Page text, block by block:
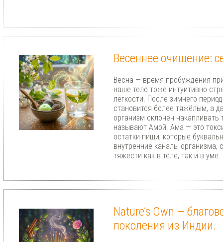
Весеннее очищение:
Весна — время пробуждения
наше тело тоже интуитивно
лёгкости. После зимнего
становится более тяжёлым, а
организм склонен накапливать
называют Амой. Ама — это
остатки пищи, которые
внутренние каналы организма,
тяжести как в теле, так и в уме.
Nature’s Own —
поколения из Индии.